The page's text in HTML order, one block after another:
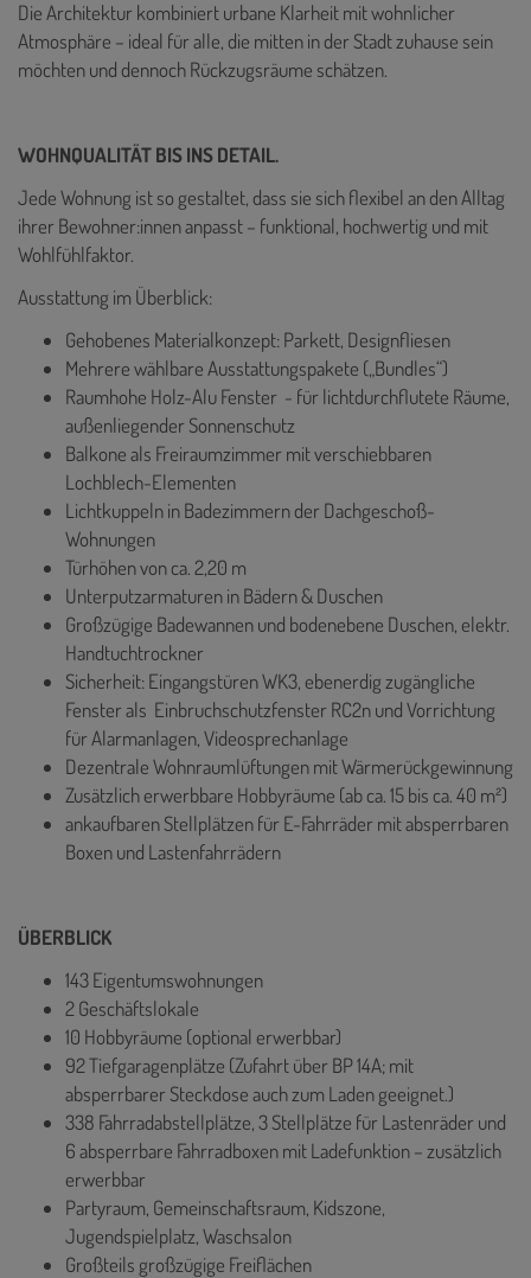
Die Architektur kombiniert urbane Klarheit mit wohnlicher
Atmosphäre – ideal für alle, die mitten in der Stadt zuhause sein
möchten und dennoch Rückzugsräume schätzen.
WOHNQUALITÄT BIS INS DETAIL.
Jede Wohnung ist so gestaltet, dass sie sich flexibel an den Alltag
ihrer Bewohner:innen anpasst – funktional, hochwertig und mit
Wohlfühlfaktor.
Ausstattung im Überblick:
Gehobenes Materialkonzept: Parkett, Designfliesen
Mehrere wählbare Ausstattungspakete („Bundles“)
Raumhohe Holz-Alu Fenster - für lichtdurchflutete Räume,
außenliegender Sonnenschutz
Balkone als Freiraumzimmer mit verschiebbaren
Lochblech-Elementen
Lichtkuppeln in Badezimmern der Dachgeschoß-
Wohnungen
Türhöhen von ca. 2,20 m
Unterputzarmaturen in Bädern & Duschen
Großzügige Badewannen und bodenebene Duschen, elektr.
Handtuchtrockner
Sicherheit: Eingangstüren WK3, ebenerdig zugängliche
Fenster als Einbruchschutzfenster RC2n und Vorrichtung
für Alarmanlagen, Videosprechanlage
Dezentrale Wohnraumlüftungen mit Wärmerückgewinnung
Zusätzlich erwerbbare Hobbyräume (ab ca. 15 bis ca. 40 m²)
ankaufbaren Stellplätzen für E-Fahrräder mit absperrbaren
Boxen und Lastenfahrrädern
ÜBERBLICK
143 Eigentumswohnungen
2 Geschäftslokale
10 Hobbyräume (optional erwerbbar)
92 Tiefgaragenplätze (Zufahrt über BP 14A; mit
absperrbarer Steckdose auch zum Laden geeignet.)
338 Fahrradabstellplätze, 3 Stellplätze für Lastenräder und
6 absperrbare Fahrradboxen mit Ladefunktion – zusätzlich
erwerbbar
Partyraum, Gemeinschaftsraum, Kidszone,
Jugendspielplatz, Waschsalon
Großteils großzügige Freiflächen